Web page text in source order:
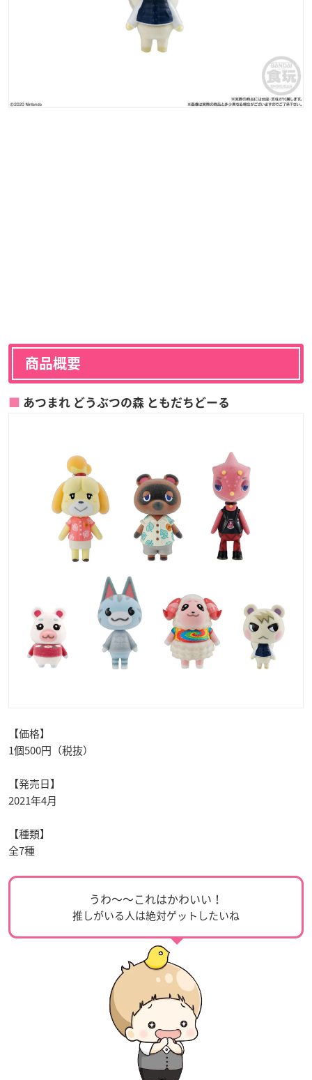
商品概要
あつまれ どうぶつの森 ともだちどーる
【価格】
1個500円（税抜）
【発売日】
2021年4月
【種類】
全7種
うわ〜〜これはかわいい！
推しがいる人は絶対ゲットしたいね